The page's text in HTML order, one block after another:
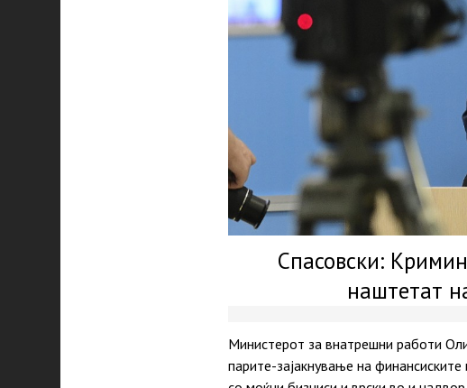
Спасовски:
наштетат
Министерот за внатрешни работи
парите-зајакнување на